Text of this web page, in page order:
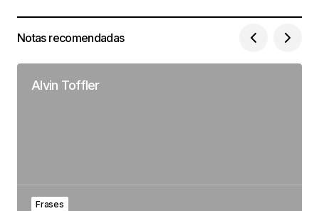
Notas recomendadas
Alvin Toffler
Frases